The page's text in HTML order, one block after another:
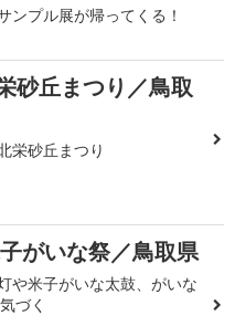
ンプル展が帰ってくる！
砂丘まつり／鳥取
栄砂丘まつり
がいな祭／鳥取県
や米子がいな太鼓、がいな
づく